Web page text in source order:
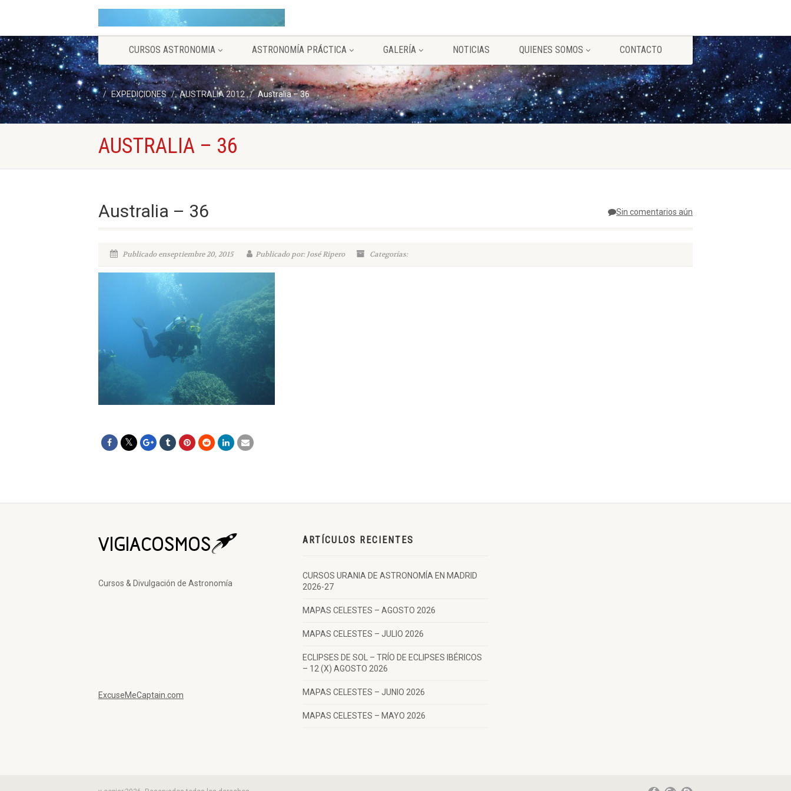
CURSOS ASTRONOMIA ASTRONOMÍA PRÁCTICA GALERÍA NOTICIAS QUIENES SOMOS CONTACTO
EXPEDICIONES AUSTRALIA 2012 Australia – 36
AUSTRALIA – 36
Sin comentarios aún
Australia – 36
Publicado enseptiembre 20, 2015 Publicado por: José Ripero Categorías:
Cursos & Divulgación de Astronomía
ExcuseMeCaptain.com
ARTÍCULOS RECIENTES
CURSOS URANIA DE ASTRONOMÍA EN MADRID
2026-27
MAPAS CELESTES – AGOSTO 2026
MAPAS CELESTES – JULIO 2026
ECLIPSES DE SOL – TRÍO DE ECLIPSES IBÉRICOS
– 12 (X) AGOSTO 2026
MAPAS CELESTES – JUNIO 2026
MAPAS CELESTES – MAYO 2026